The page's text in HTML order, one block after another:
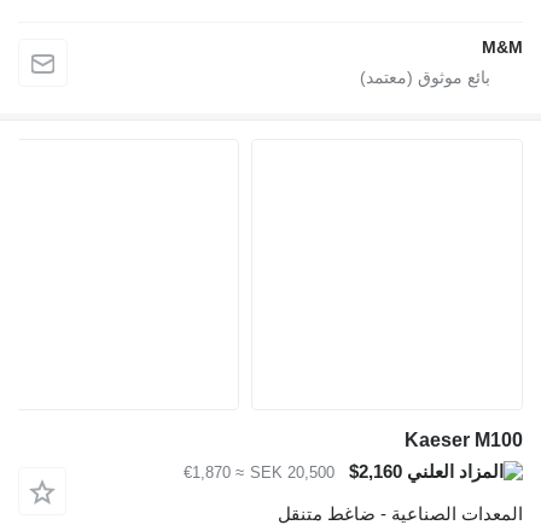
M&M
Kaeser M100
SEK 20,500
≈ €1,870
المعدات الصناعية - ضاغط متنقل